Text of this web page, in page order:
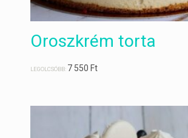
Oroszkrém torta
LEGOLCSÓBB: 7 550Ft